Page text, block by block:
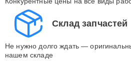
Склад запчастей
Не нужно долго ждать —
нашем складе